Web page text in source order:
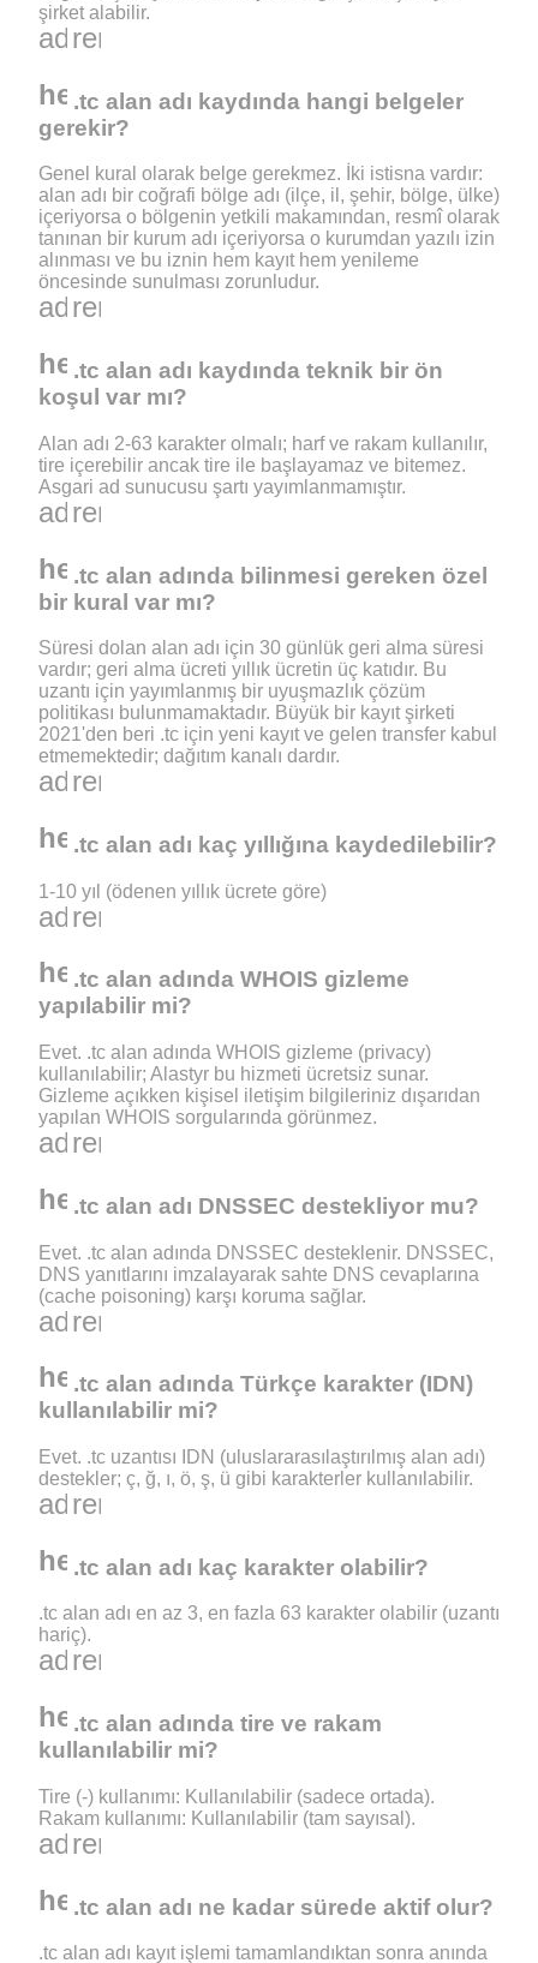
şirket alabilir.
addremove
help_outline
.tc alan adı kaydında hangi belgeler
gerekir?
Genel kural olarak belge gerekmez. İki istisna vardır:
alan adı bir coğrafi bölge adı (ilçe, il, şehir, bölge, ülke)
içeriyorsa o bölgenin yetkili makamından, resmî olarak
tanınan bir kurum adı içeriyorsa o kurumdan yazılı izin
alınması ve bu iznin hem kayıt hem yenileme
öncesinde sunulması zorunludur.
addremove
help_outline
.tc alan adı kaydında teknik bir ön
koşul var mı?
Alan adı 2-63 karakter olmalı; harf ve rakam kullanılır,
tire içerebilir ancak tire ile başlayamaz ve bitemez.
Asgari ad sunucusu şartı yayımlanmamıştır.
addremove
help_outline
.tc alan adında bilinmesi gereken özel
bir kural var mı?
Süresi dolan alan adı için 30 günlük geri alma süresi
vardır; geri alma ücreti yıllık ücretin üç katıdır. Bu
uzantı için yayımlanmış bir uyuşmazlık çözüm
politikası bulunmamaktadır. Büyük bir kayıt şirketi
2021'den beri .tc için yeni kayıt ve gelen transfer kabul
etmemektedir; dağıtım kanalı dardır.
addremove
help_outline
.tc alan adı kaç yıllığına kaydedilebilir?
1-10 yıl (ödenen yıllık ücrete göre)
addremove
help_outline
.tc alan adında WHOIS gizleme
yapılabilir mi?
Evet. .tc alan adında WHOIS gizleme (privacy)
kullanılabilir; Alastyr bu hizmeti ücretsiz sunar.
Gizleme açıkken kişisel iletişim bilgileriniz dışarıdan
yapılan WHOIS sorgularında görünmez.
addremove
help_outline
.tc alan adı DNSSEC destekliyor mu?
Evet. .tc alan adında DNSSEC desteklenir. DNSSEC,
DNS yanıtlarını imzalayarak sahte DNS cevaplarına
(cache poisoning) karşı koruma sağlar.
addremove
help_outline
.tc alan adında Türkçe karakter (IDN)
kullanılabilir mi?
Evet. .tc uzantısı IDN (uluslararasılaştırılmış alan adı)
destekler; ç, ğ, ı, ö, ş, ü gibi karakterler kullanılabilir.
addremove
help_outline
.tc alan adı kaç karakter olabilir?
.tc alan adı en az 3, en fazla 63 karakter olabilir (uzantı
hariç).
addremove
help_outline
.tc alan adında tire ve rakam
kullanılabilir mi?
Tire (-) kullanımı: Kullanılabilir (sadece ortada).
Rakam kullanımı: Kullanılabilir (tam sayısal).
addremove
help_outline
.tc alan adı ne kadar sürede aktif olur?
.tc alan adı kayıt işlemi tamamlandıktan sonra anında